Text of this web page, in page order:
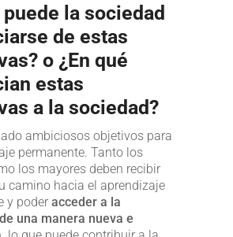
puede la sociedad
de estas
o ¿En qué
estas
a la sociedad?
ambiciosos objetivos para
permanente. Tanto los
los mayores deben recibir
camino hacia el aprendizaje
y poder acceder a la
una manera nueva e